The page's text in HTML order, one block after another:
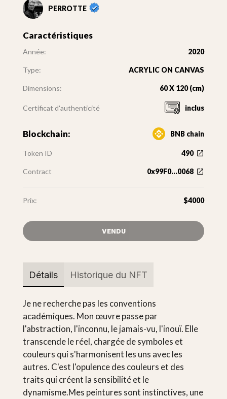
PERROTTE
Caractéristiques
Année: 2020
Type: ACRYLIC ON CANVAS
Dimensions: 60 X 120 (cm)
Certificat d'authenticité inclus
Blockchain: BNB chain
Token ID 490
Contract 0x99F0...0068
Prix: $4000
VENDU
Détails Historique du NFT
Je ne recherche pas les conventions
académiques. Mon œuvre passe par
l'abstraction, l'inconnu, le jamais-vu, l'inouï. Elle
transcende le réel, chargée de symboles et
couleurs qui s'harmonisent les uns avec les
autres. C'est l'opulence des couleurs et des
traits qui créent la sensibilité et le
dynamisme.Mes peintures sont instinctives, une